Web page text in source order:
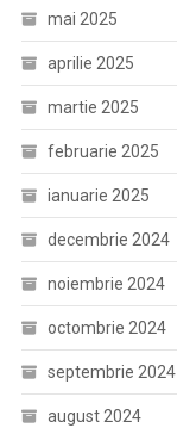
mai 2025
aprilie 2025
martie 2025
februarie 2025
ianuarie 2025
decembrie 2024
noiembrie 2024
octombrie 2024
septembrie 2024
august 2024